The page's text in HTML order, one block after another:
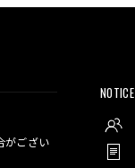
がござい
NOTICE